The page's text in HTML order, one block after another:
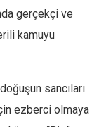
gerçekçi ve
kamuyu
sancıları
ezberci olmaya